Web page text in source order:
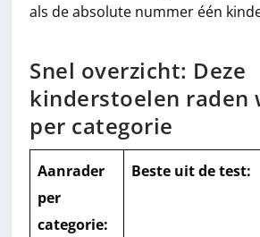
als de absolute nummer één
Snel overzicht: Deze
kinderstoelen raden
per categorie
Aanrader
per
categorie:
Beste uit de test: